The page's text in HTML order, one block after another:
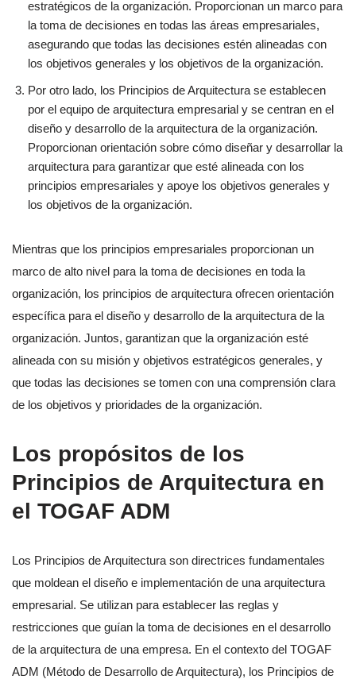
estratégicos de la organización. Proporcionan un marco para
la toma de decisiones en todas las áreas empresariales,
asegurando que todas las decisiones estén alineadas con
los objetivos generales y los objetivos de la organización.
Por otro lado, los Principios de Arquitectura se establecen
por el equipo de arquitectura empresarial y se centran en el
diseño y desarrollo de la arquitectura de la organización.
Proporcionan orientación sobre cómo diseñar y desarrollar la
arquitectura para garantizar que esté alineada con los
principios empresariales y apoye los objetivos generales y
los objetivos de la organización.
Mientras que los principios empresariales proporcionan un
marco de alto nivel para la toma de decisiones en toda la
organización, los principios de arquitectura ofrecen orientación
específica para el diseño y desarrollo de la arquitectura de la
organización. Juntos, garantizan que la organización esté
alineada con su misión y objetivos estratégicos generales, y
que todas las decisiones se tomen con una comprensión clara
de los objetivos y prioridades de la organización.
Los propósitos de los
Principios de Arquitectura en
el TOGAF ADM
Los Principios de Arquitectura son directrices fundamentales
que moldean el diseño e implementación de una arquitectura
empresarial. Se utilizan para establecer las reglas y
restricciones que guían la toma de decisiones en el desarrollo
de la arquitectura de una empresa. En el contexto del TOGAF
ADM (Método de Desarrollo de Arquitectura), los Principios de